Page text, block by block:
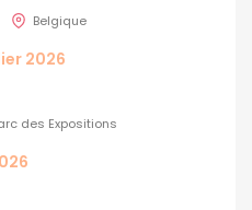
Belgique
2026
des Expositions